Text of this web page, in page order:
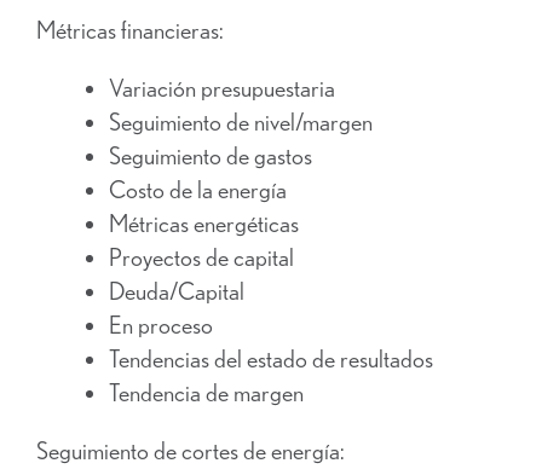
Métricas financieras:
Variación presupuestaria
Seguimiento de nivel/margen
Seguimiento de gastos
Costo de la energía
Métricas energéticas
Proyectos de capital
Deuda/Capital
En proceso
Tendencias del estado de resultados
Tendencia de margen
Seguimiento de cortes de energía: